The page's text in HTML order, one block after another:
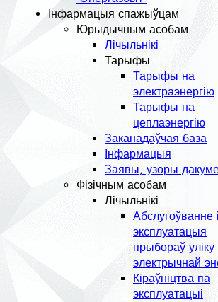
Інфармацыя спажыўцам
Юрыдычным асобам
Лічыльнікі
Тарыфы
Тарыфы на
электраэнергію
Тарыфы на
цеплаэнергію
Заканадаўчая база
Інфармацыя
Заявы, узоры
Фізічным асобам
Лічыльнікі
Абслугоўванне і
эксплуатацыя
прыбораў уліку
электрычнай
Кіраўніцтва па
эксплуатацыі